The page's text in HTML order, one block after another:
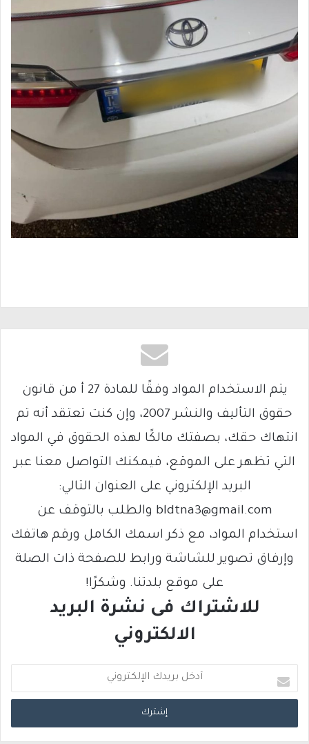
يتم الاستخدام المواد وفقًا للمادة 27 أ من قانون
حقوق التأليف والنشر 2007، وإن كنت تعتقد أنه تم
انتهاك حقك، بصفتك مالكًا لهذه الحقوق في المواد
التي تظهر على الموقع، فيمكنك التواصل معنا عبر
البريد الإلكتروني على العنوان التالي:
bldtna3@gmail.com والطلب بالتوقف عن
استخدام المواد، مع ذكر اسمك الكامل ورقم هاتفك
وإرفاق تصوير للشاشة ورابط للصفحة ذات الصلة
على موقع بلدتنا. وشكرًا!
للاشتراك فى نشرة البريد
الالكتروني
د
خ